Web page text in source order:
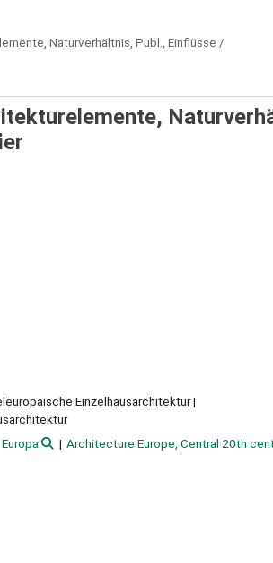
Naturverhältnis, Publ., Einflüsse /
Einzelhausarchitektur
Europa
Architecture Europe, Central 20th